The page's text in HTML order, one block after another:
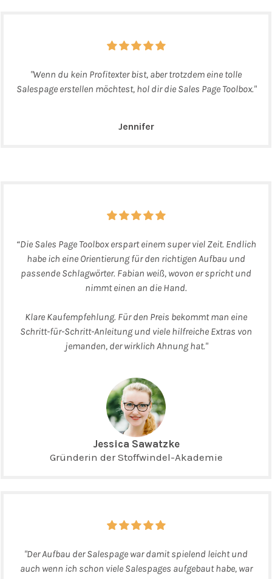
"Wenn du kein Profitexter bist, aber trotzdem eine tolle
Salespage erstellen möchtest, hol dir die Sales Page Toolbox."
Jennifer
“Die Sales Page Toolbox erspart einem super viel Zeit. Endlich
habe ich eine Orientierung für den richtigen Aufbau und
passende Schlagwörter. Fabian weiß, wovon er spricht und
nimmt einen an die Hand.
Klare Kaufempfehlung. Für den Preis bekommt man eine
Schritt-für-Schritt-Anleitung und viele hilfreiche Extras von
jemanden, der wirklich Ahnung hat."
Jessica Sawatzke
Gründerin der Stoffwindel-Akademie
"Der Aufbau der Salespage war damit spielend leicht und
auch wenn ich schon viele Salespages aufgebaut habe, war